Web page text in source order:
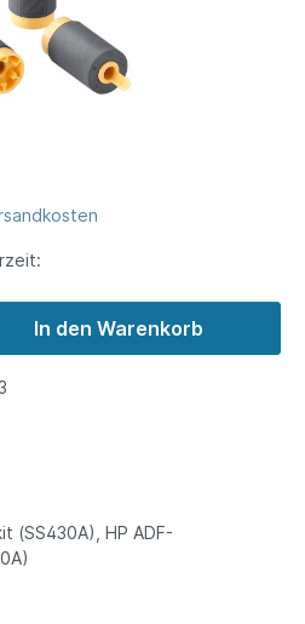
In den Warenkorb
(SS430A), HP ADF-